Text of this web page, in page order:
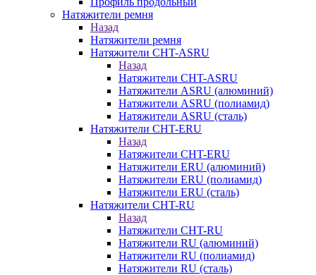
Натяжители ремня
Назад
Натяжители ремня
Натяжители CHT-ASRU
Назад
Натяжители CHT-ASRU
Натяжители ASRU (алюминий)
Натяжители ASRU (полиамид)
Натяжители ASRU (сталь)
Натяжители CHT-ERU
Назад
Натяжители CHT-ERU
Натяжители ERU (алюминий)
Натяжители ERU (полиамид)
Натяжители ERU (сталь)
Натяжители CHT-RU
Назад
Натяжители CHT-RU
Натяжители RU (алюминий)
Натяжители RU (полиамид)
Натяжители RU (сталь)